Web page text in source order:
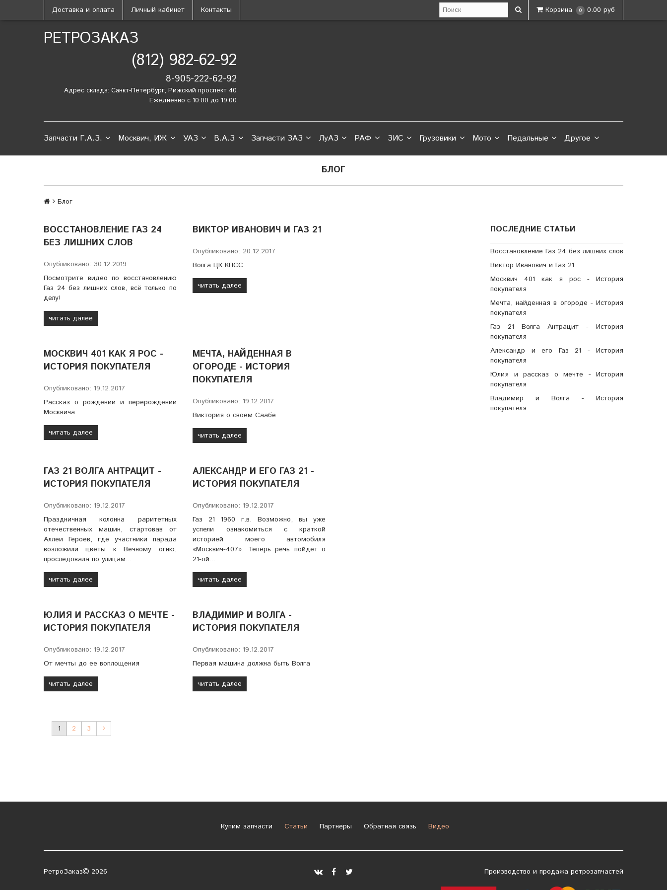
Доставка и оплата Личный кабинет Контакты Корзина 0 0.00 руб
РЕТРОЗАКАЗ
(812) 982-62-92
8-905-222-62-92
Адрес склада: Санкт-Петербург, Рижский проспект 40
Ежедневно с 10:00 до 19:00
Запчасти Г.А.З. Москвич, ИЖ УАЗ В.А.З Запчасти ЗАЗ ЛуАЗ РАФ ЗИС Грузовики Мото Педальные Другое
БЛОГ
Блог
ВОССТАНОВЛЕНИЕ ГАЗ 24
БЕЗ ЛИШНИХ СЛОВ
Опубликовано: 30.12.2019
Посмотрите видео по восстановлению
Газ 24 без лишних слов, всё только по
делу!
читать далее
ВИКТОР ИВАНОВИЧ И ГАЗ 21
Опубликовано: 20.12.2017
Волга ЦК КПСС
читать далее
МОСКВИЧ 401 КАК Я РОС -
ИСТОРИЯ ПОКУПАТЕЛЯ
Опубликовано: 19.12.2017
Рассказ о рождении и перерождении
Москвича
читать далее
МЕЧТА, НАЙДЕННАЯ В
ОГОРОДЕ - ИСТОРИЯ
ПОКУПАТЕЛЯ
Опубликовано: 19.12.2017
Виктория о своем Саабе
читать далее
ГАЗ 21 ВОЛГА АНТРАЦИТ -
ИСТОРИЯ ПОКУПАТЕЛЯ
Опубликовано: 19.12.2017
Праздничная колонна раритетных
отечественных машин, стартовав от
Аллеи Героев, где участники парада
возложили цветы к Вечному огню,
проследовала по улицам...
читать далее
АЛЕКСАНДР И ЕГО ГАЗ 21 -
ИСТОРИЯ ПОКУПАТЕЛЯ
Опубликовано: 19.12.2017
Газ 21 1960 г.в. Возможно, вы уже
успели ознакомиться с краткой
историей моего автомобиля
«Москвич-407». Теперь речь пойдет о
21-ой...
читать далее
ЮЛИЯ И РАССКАЗ О МЕЧТЕ -
ИСТОРИЯ ПОКУПАТЕЛЯ
Опубликовано: 19.12.2017
От мечты до ее воплощения
читать далее
ВЛАДИМИР И ВОЛГА -
ИСТОРИЯ ПОКУПАТЕЛЯ
Опубликовано: 19.12.2017
Первая машина должна быть Волга
читать далее
1 2 3
ПОСЛЕДНИЕ СТАТЬИ
Восстановление Газ 24 без лишних слов
Виктор Иванович и Газ 21
Москвич 401 как я рос - История
покупателя
Мечта, найденная в огороде - История
покупателя
Газ 21 Волга Антрацит - История
покупателя
Александр и его Газ 21 - История
покупателя
Юлия и рассказ о мечте - История
покупателя
Владимир и Волга - История
покупателя
Купим запчасти Статьи Партнеры Обратная связь Видео
РетроЗаказ 2026 Производство и продажа ретрозапчастей